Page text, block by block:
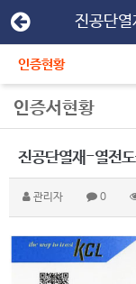
진공단
인증현황
인증서현황
진공단열재-열전도
관리자 0